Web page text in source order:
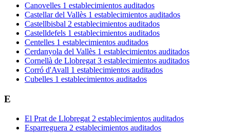
Canovelles 1 establecimientos auditados
Castellar del Vallès 1 establecimientos auditados
Castellbisbal 2 establecimientos auditados
Castelldefels 1 establecimientos auditados
Centelles 1 establecimientos auditados
Cerdanyola del Vallès 1 establecimientos auditados
Cornellà de Llobregat 3 establecimientos auditados
Corró d'Avall 1 establecimientos auditados
Cubelles 1 establecimientos auditados
E
El Prat de Llobregat 2 establecimientos auditados
Esparreguera 2 establecimientos auditados